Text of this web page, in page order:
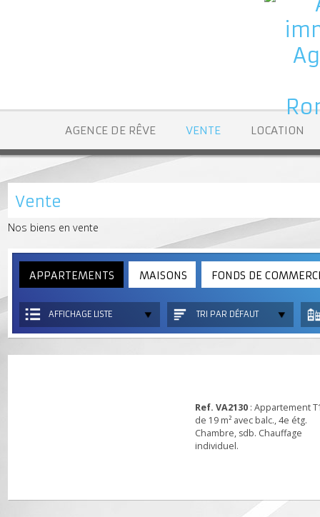
AGENCE DE RÊVE VENTE LOCATION
Vente
APPARTEMENTS MAISONS FONDS DE
AFFICHAGE LISTE TRI PAR DÉFAUT
Ref. VA2130:
de 19 m² avec balc., 4e
Chambre, sdb. Chauffage